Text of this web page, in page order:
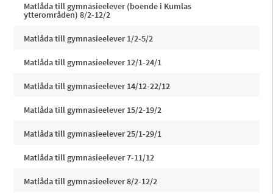
Matlåda till gymnasieelever (boende i Kumlas
ytterområden) 8/2-12/2
Matlåda till gymnasieelever 1/2-5/2
Matlåda till gymnasieelever 12/1-24/1
Matlåda till gymnasieelever 14/12-22/12
Matlåda till gymnasieelever 15/2-19/2
Matlåda till gymnasieelever 25/1-29/1
Matlåda till gymnasieelever 7-11/12
Matlåda till gymnasieelever 8/2-12/2